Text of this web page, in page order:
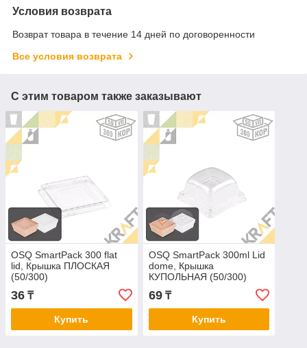
Условия возврата
Возврат товара в течение 14 дней по договоренности
Все условия возврата
С этим товаром также заказывают
OSQ SmartPack 300 flat
lid, Крышка ПЛОСКАЯ
(50/300)
36 ₸
Купить
OSQ SmartPack 300ml Lid
dome, Крышка
КУПОЛЬНАЯ (50/300)
69₸
Купить